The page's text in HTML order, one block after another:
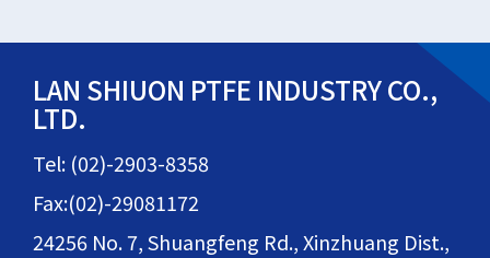
LAN SHIUON PTFE INDUSTRY CO.,
LTD.
Tel: (02)-2903-8358
Fax:(02)-29081172
24256 No. 7, Shuangfeng Rd., Xinzhuang Dist.,